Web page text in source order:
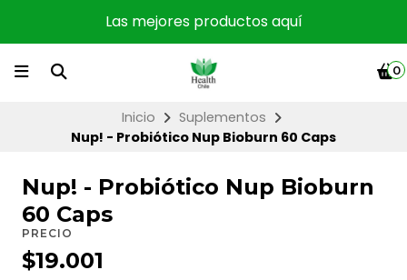
Las mejores productos aquí
0
Inicio
Suplementos
Nup! - Probiótico Nup Bioburn 60 Caps
Nup! - Probiótico Nup Bioburn
60 Caps
PRECIO
$19.001